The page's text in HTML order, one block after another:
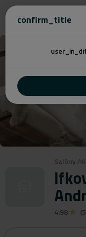
confirm_title
Salóny /
4.98